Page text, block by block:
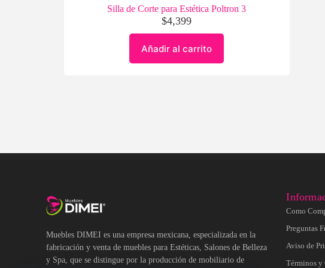
Silla de Corte para Estética Poltron 3
$4,399
Añadir al carrito
Muebles DIMEI es una empresa mexicana, especializada en la
fabricación y venta de muebles para Estéticas, Salones de Belleza
y Spa, que se distingue por la producción de mobiliario de
Como
Preguntas
Aviso de
Términos